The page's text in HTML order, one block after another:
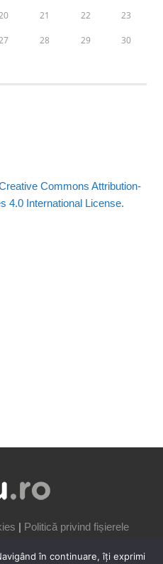
21 22 23
28 29 30
Commons Attribution-
4.0 International License.
| Politică privind fișierele
în continuare, îți exprimi